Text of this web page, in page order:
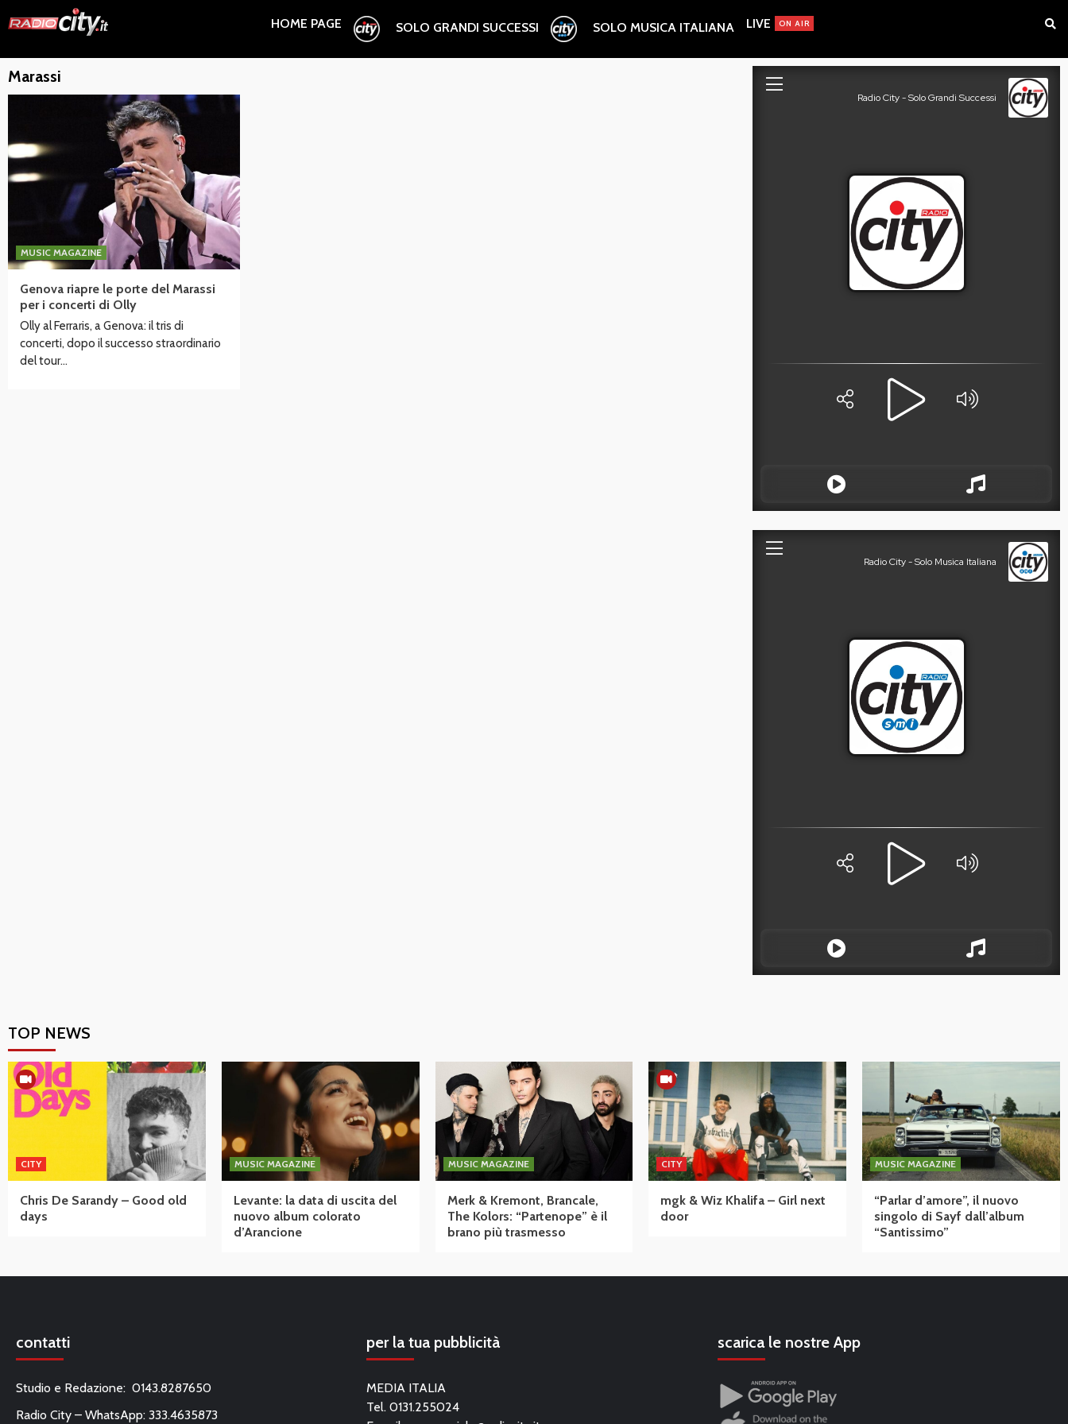
to
HOME PAGE SOLO GRANDI SUCCESSI SOLO MUSICA ITALIANA LIVE ON AIR
Marassi
MUSIC MAGAZINE
Genova riapre le porte del Marassi
per i concerti di Olly
Olly al Ferraris, a Genova: il tris di
concerti, dopo il successo straordinario
del tour…
TOP NEWS
CITY
Chris De Sarandy – Good old
days
MUSIC MAGAZINE
Levante: la data di uscita del
nuovo album colorato
d’Arancione
MUSIC MAGAZINE
Merk & Kremont, Brancale,
The Kolors: “Partenope” è il
brano più trasmesso
CITY
mgk & Wiz Khalifa – Girl next
door
MUSIC MAGAZINE
“Parlar d’amore”, il nuovo
singolo di Sayf dall’album
“Santissimo”
contatti
Studio e Redazione: 0143.8287650
Radio City – WhatsApp: 333.4635873
per la tua pubblicità
MEDIA ITALIA
Tel. 0131.255024
scarica le nostre App